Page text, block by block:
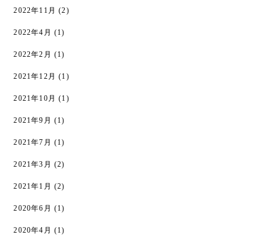
2022年11月 (2)
2022年4月 (1)
2022年2月 (1)
2021年12月 (1)
2021年10月 (1)
2021年9月 (1)
2021年7月 (1)
2021年3月 (2)
2021年1月 (2)
2020年6月 (1)
2020年4月 (1)